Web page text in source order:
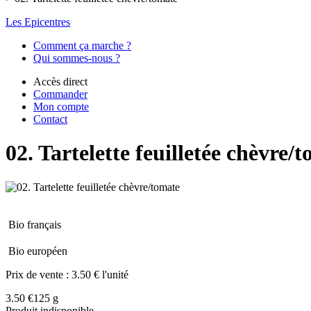
Les Epicentres
Comment ça marche ?
Qui sommes-nous ?
Accès direct
Commander
Mon compte
Contact
02. Tartelette feuilletée chèvre/
Bio français
Bio européen
Prix de vente : 3.50 € l'unité
3.50 €125 g